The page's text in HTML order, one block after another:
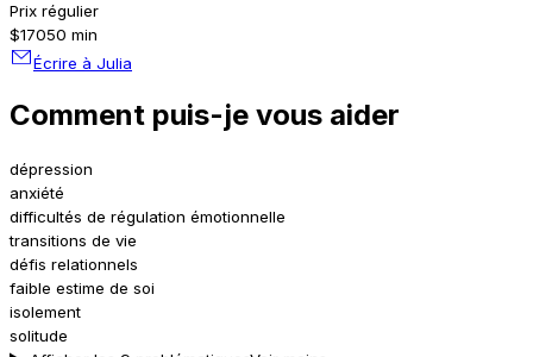
Prix régulier
$17050 min
Écrire à Julia
Comment puis-je vous aider
dépression
anxiété
difficultés de régulation émotionnelle
transitions de vie
défis relationnels
faible estime de soi
isolement
solitude